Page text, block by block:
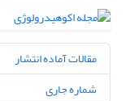
مقالات آماده انتشار
شماره جاری